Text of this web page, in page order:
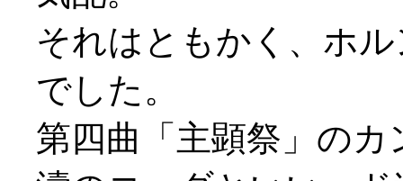
それはともかく、ホ
でした。
第四曲「主顕祭」の